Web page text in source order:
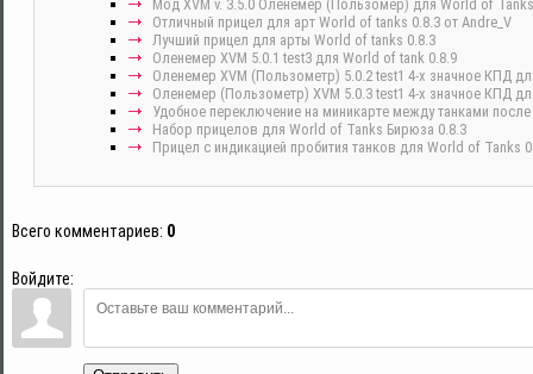
Мод XVM v. 3.5.0 Оленемер (Пользомер) для World of
Отличный прицел для арт World of tanks 0.8.3 от Andre_V
Лучший прицел для арты World of tanks 0.8.3
Оленемер XVM 5.0.1 test3 для World of tank 0.8.9
Оленемер XVM (Пользометр) 5.0.2 test1 4-х значное КПД
Оленемер (Пользометр) XVM 5.0.3 test1 4-х значное КПД
Удобное переключение на миникарте между танками после
Набор прицелов для World of Tanks Бирюза 0.8.3
Прицел с индикацией пробития танков для World of Tanks
Всего комментариев: 0
Войдите: